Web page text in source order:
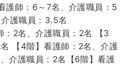
護師：6～7名、介護職員：5
護職員：3.5名
：2名、介護職員：2名 【3
【4階】看護師：2名、介護
介護職員：2名【6階】看護